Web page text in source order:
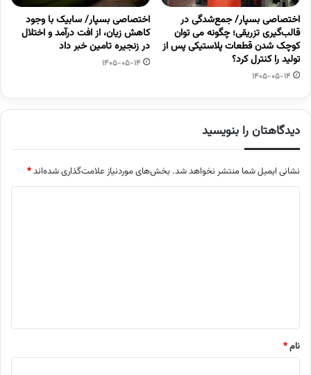
اختصاصی بسپار/ جمع‌شدگی در
قالب‌گیری تزریقی؛ چگونه می توان
کوچک شدن قطعات پلاستیکی پس از
تولید را کنترل کرد؟
1405-05-14
اختصاصی بسپار/ سابیک با وجود
کاهش زیان، از افت درآمد و اختلال
در زنجیره تامین خبر داد
1405-05-14
دیدگاهتان را بنویسید
نشانی ایمیل شما منتشر نخواهد شد. بخش‌های موردنیاز علامت‌گذاری شده‌اند*
نام*